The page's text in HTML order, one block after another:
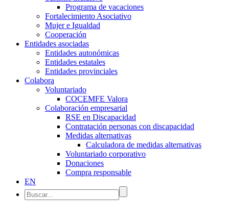
Programa de vacaciones
Fortalecimiento Asociativo
Mujer e Igualdad
Cooperación
Entidades asociadas
Entidades autonómicas
Entidades estatales
Entidades provinciales
Colabora
Voluntariado
COCEMFE Valora
Colaboración empresarial
RSE en Discapacidad
Contratación personas con discapacidad
Medidas alternativas
Calculadora de medidas alternativas
Voluntariado corporativo
Donaciones
Compra responsable
EN